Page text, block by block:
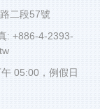
二段57號
: +886-4-2393-
05:00，例假日